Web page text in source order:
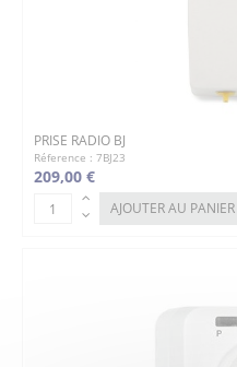
PRISE RADIO BJ
Réference : 7BJ23
209,00 €
AJOUTER AU PANIER